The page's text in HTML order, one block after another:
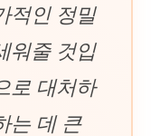
적인 정밀
워줄 것입
로 대처하
는 데 큰